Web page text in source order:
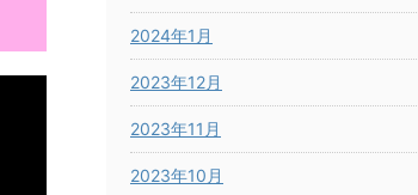
2024年1月
2023年12月
2023年11月
2023年10月